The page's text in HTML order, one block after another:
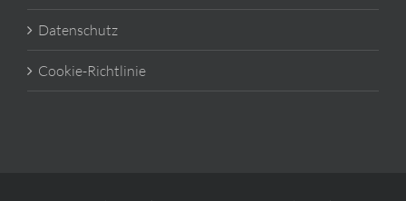
Datenschutz
Cookie-Richtlinie